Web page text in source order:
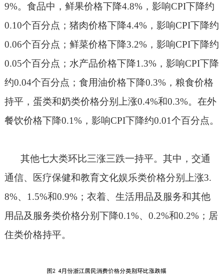
9%。食品中，鲜果价格下降4.8%，影响CPI下降约
0.10个百分点；猪肉价格下降4.4%，影响CPI下降约
0.06个百分点；鲜菜价格下降3.2%，影响CPI下降约
0.05个百分点；水产品价格下降1.3%，影响CPI下降
约0.04个百分点；食用油价格下降0.3%，粮食价格
持平，蛋类和奶类价格分别上涨0.4%和0.3%。在外
餐饮价格下降0.1%，影响CPI下降约0.01个百分点。
其他七大类环比三涨三跌一持平。其中，交通
通信、医疗保健和教育文化娱乐类价格分别上涨3.
8%、 1.5%和0.9%；衣着、生活用品及服务和其他
用品及服务类价格分别下降0.1%、 0.2%和0.2%；居
住类价格持平。